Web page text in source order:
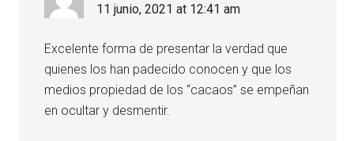
11 junio, 2021 at 12:41 am
Excelente forma de presentar la verdad que
quienes los han padecido conocen y que los
medios propiedad de los “cacaos” se empeñan
en ocultar y desmentir.